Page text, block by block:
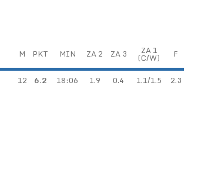
M PKT MIN ZA 2 ZA 3 ZA 1
(C/W) F
12 6.2 18:06 1.9 0.4 1.1/1.5 2.3